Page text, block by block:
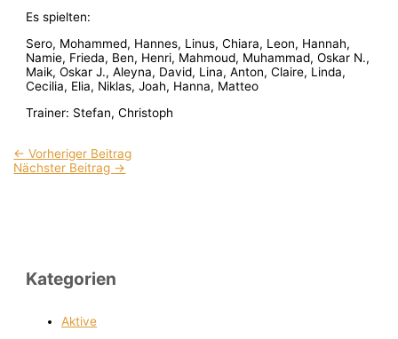
Kategorien
Aktive
Es spielten:
Sero, Mohammed, Hannes, Linus, Chiara, Leon, Hannah,
Namie, Frieda, Ben, Henri, Mahmoud, Muhammad, Oskar N.,
Maik, Oskar J., Aleyna, David, Lina, Anton, Claire, Linda,
Cecilia, Elia, Niklas, Joah, Hanna, Matteo
Trainer: Stefan, Christoph
← Vorheriger Beitrag
Nächster Beitrag →